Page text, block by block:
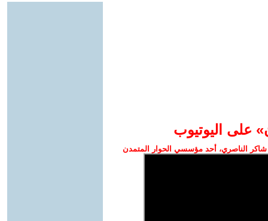
على اليوتيوب
الناصري، أحد مؤسسي الحوار المتمدن